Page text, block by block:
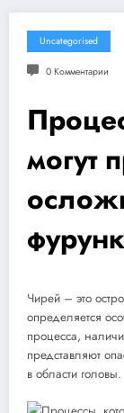
Uncategorised
0 Комментарии
могут
Чирей – это
определяется
процесса,
представляют
в области головы.